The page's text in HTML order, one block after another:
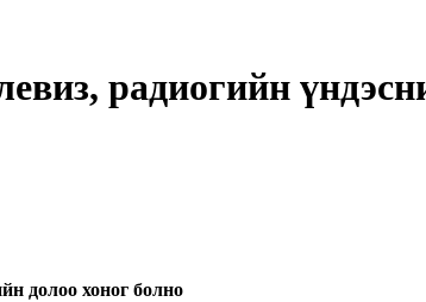
радиогийн
долоо хоног болно